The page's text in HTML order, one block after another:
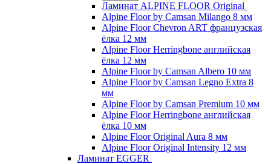
Ламинат ALPINE FLOOR Original
Alpine Floor by Camsan Milango 8 мм
Alpine Floor Chevron ART французская
ёлка 12 мм
Alpine Floor Herringbone английская
ёлка 12 мм
Alpine Floor by Camsan Albero 10 мм
Alpine Floor by Camsan Legno Extra 8
мм
Alpine Floor by Camsan Premium 10 мм
Alpine Floor Herringbone английская
ёлка 10 мм
Alpine Floor Original Aura 8 мм
Alpine Floor Original Intensity 12 мм
Ламинат EGGER